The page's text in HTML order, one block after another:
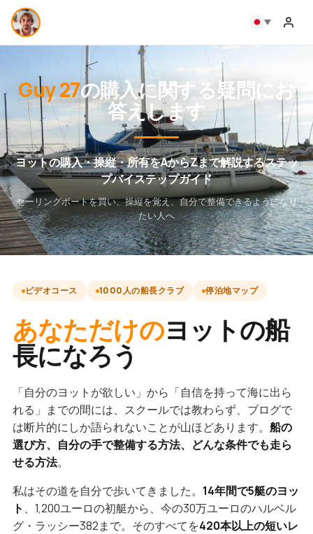
Guy 27の購入に関する疑問にお
答えします
ヨットの購入・操縦・所有をAからZまで解説するステッ
プバイステップガイド
セーリングボートを買い、操縦を覚え、自分で整備できるようになり
たい人へ
ビデオコース 1000人の船長クラブ 停泊地マップ
あなただけのヨットの船
長になろう
「自分のヨットが欲しい」から「自信を持って海に出ら
れる」までの間には、スクールでは教わらず、ブログで
は断片的にしか語られないことが山ほどあります。 船の
選び方、自分の手で整備する方法、どんな条件でも走ら
せる方法。
私はその道を自分で歩いてきました。 14年間で5艇のヨッ
ト 、1,200ユーロの初艇から、今の30万ユーロのハルベル
グ・ラッシー382まで。そのすべてを420本以上の短いレ